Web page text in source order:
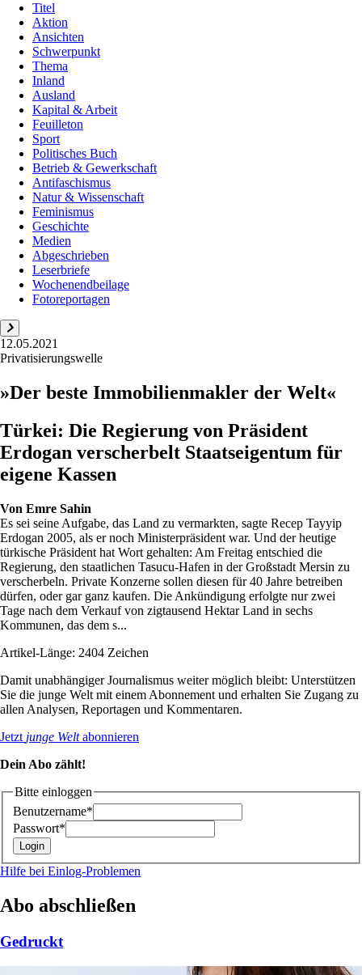
Titel
Aktion
Ansichten
Schwerpunkt
Thema
Inland
Ausland
Kapital & Arbeit
Feuilleton
Sport
Politisches Buch
Betrieb & Gewerkschaft
Antifaschismus
Natur & Wissenschaft
Feminismus
Geschichte
Medien
Abgeschrieben
Leserbriefe
Wochenendbeilage
Fotoreportagen
12.05.2021
Privatisierungswelle
»Der beste Immobilienmakler der Welt«
Türkei: Die Regierung von Präsident
Erdogan verscherbelt Staatseigentum für
eigene Kassen
Von Emre Sahin
Es sei seine Aufgabe, das Land zu vermarkten, sagte Recep Tayyip
Erdogan 2005, als er noch Ministerpräsident war. Und der heutige
türkische Präsident hat Wort gehalten: Am Freitag entschied die
Regierung, den staatlichen Tasucu-Hafen in der Großstadt Mersin zu
verscherbeln. Private Konzerne sollen diesen für 40 Jahre betreiben
dürfen, oder gar ganz kaufen. Die Ankündigung erfolgte nur zwei
Tage nach dem Verkauf von zigtausend Hektar Land in sechs
Kommunen, das dem s...
Artikel-Länge: 2404 Zeichen
Damit unabhängiger Journalismus weiter möglich bleibt: Unterstützen
Sie die junge Welt mit einem Abonnement und erhalten Sie Zugang zu
allen Analysen, Reportagen und Kommentaren.
Jetzt junge Weltabonnieren
Dein Abo zählt!
Bitte einloggen
Benutzername*
Passwort*
Hilfe bei Einlog-Problemen
Abo abschließen
Gedruckt